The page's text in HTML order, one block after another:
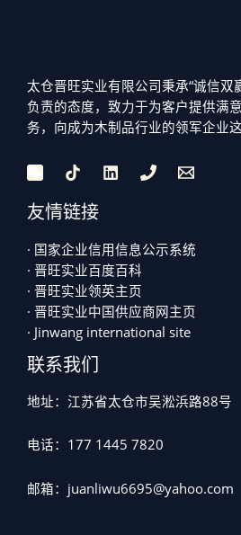
太仓晋旺实业有限公司秉承“诚信双
负责的态度，致力于为客户提供满
务，向成为木制品行业的领军企业
友情链接
· 国家企业信用信息公示系统
· 晋旺实业百度百科
· 晋旺实业领英主页
· 晋旺实业中国供应商网主页
· Jinwang international site
联系我们
地址：江苏省太仓市吴淞浜路88号
电话：177 1445 7820
邮箱：juanliwu6695@yahoo.com